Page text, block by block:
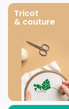
Tricot
& couture